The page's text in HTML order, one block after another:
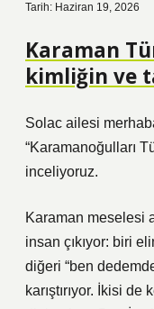
Tarih: Haziran 19, 2026
Karaman
kimliğin ve
Solac ailesi
“Karamanoğulları
inceliyoruz.
Karaman meselesi
insan çıkıyor: biri
diğeri “ben
karıştırıyor. İkisi